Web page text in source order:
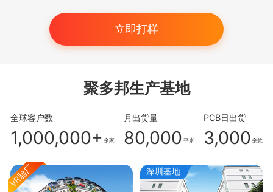
立即打样
聚多邦生产基地
全球客户数
1,000,000+ 余家
月出货量
80,000 平米
PCB日出货
3,000 余款
深圳基地